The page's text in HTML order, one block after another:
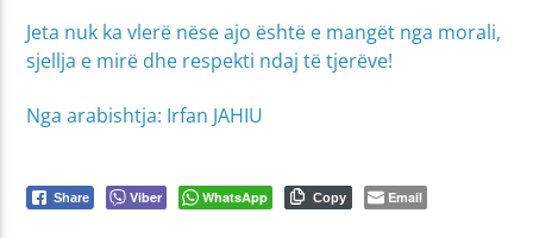
Jeta nuk ka vlerë nëse ajo është e mangët nga morali,
sjellja e mirë dhe respekti ndaj të tjerëve!
Nga arabishtja: Irfan JAHIU
Share Viber WhatsApp Copy Email